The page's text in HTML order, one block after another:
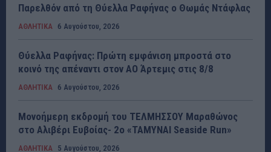
Παρελθόν από τη Θύελλα Ραφήνας ο Θωμάς Ντάφλας
ΑΘΛΗΤΙΚΑ 6 Αυγούστου, 2026
Θύελλα Ραφήνας: Πρώτη εμφάνιση μπροστά στο
κοινό της απέναντι στον ΑΟ Άρτεμις στις 8/8
ΑΘΛΗΤΙΚΑ 6 Αυγούστου, 2026
Μονοήμερη εκδρομή του ΤΕΛΜΗΣΣΟΥ Μαραθώνος
στο Αλιβέρι Ευβοίας- 2ο «ΤΑΜΥΝΑΙ Seaside Run»
ΑΘΛΗΤΙΚΑ 5 Αυγούστου, 2026